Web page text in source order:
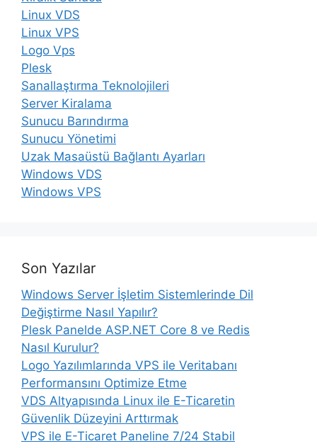
Linux VDS
Linux VPS
Logo Vps
Plesk
Sanallaştırma Teknolojileri
Server Kiralama
Sunucu Barındırma
Sunucu Yönetimi
Uzak Masaüstü Bağlantı Ayarları
Windows VDS
Windows VPS
Son Yazılar
Windows Server İşletim Sistemlerinde Dil
Değiştirme Nasıl Yapılır?
Plesk Panelde ASP.NET Core 8 ve Redis
Nasıl Kurulur?
Logo Yazılımlarında VPS ile Veritabanı
Performansını Optimize Etme
VDS Altyapısında Linux ile E-Ticaretin
Güvenlik Düzeyini Arttırmak
VPS ile E-Ticaret Paneline 7/24 Stabil